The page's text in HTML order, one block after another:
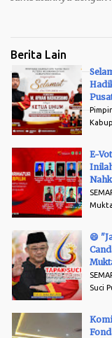
Berita Lain
E-
😄
Suci
Arsip